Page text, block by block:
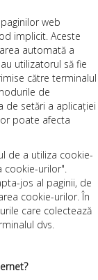
web
implicit. Aceste
automată a
utilizatorul să fie
către terminalul
de
de setări a aplicației
poate afecta
de a utiliza cookie-
cookie-urilor".
jos al paginii, de
cookie-urilor. În
care colectează
dvs.